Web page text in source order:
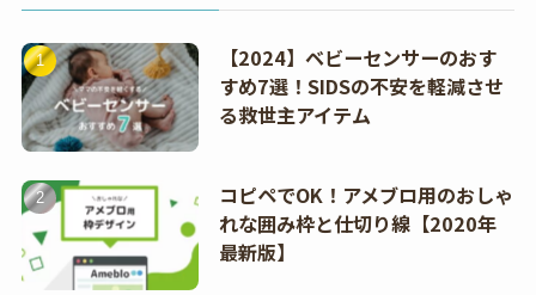
【2024】ベビーセンサーのおす
すめ7選！SIDSの不安を軽減させ
る救世主アイテム
コピペでOK！アメブロ用のおしゃ
れな囲み枠と仕切り線【2020年
最新版】